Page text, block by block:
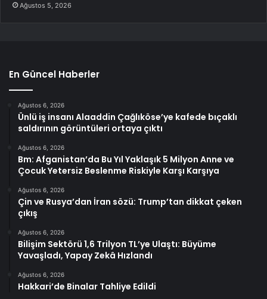
Ağustos 5, 2026
En Güncel Haberler
Ağustos 6, 2026
Ünlü iş insanı Alaaddin Çağlıköse’ye kafede bıçaklı
saldırının görüntüleri ortaya çıktı
Ağustos 6, 2026
Bm: Afganistan’da Bu Yıl Yaklaşık 5 Milyon Anne ve
Çocuk Yetersiz Beslenme Riskiyle Karşı Karşıya
Ağustos 6, 2026
Çin ve Rusya’dan İran sözü: Trump’tan dikkat çeken
çıkış
Ağustos 6, 2026
Bilişim Sektörü 1,6 Trilyon TL’ye Ulaştı: Büyüme
Yavaşladı, Yapay Zekâ Hızlandı
Ağustos 6, 2026
Hakkari’de Binalar Tahliye Edildi